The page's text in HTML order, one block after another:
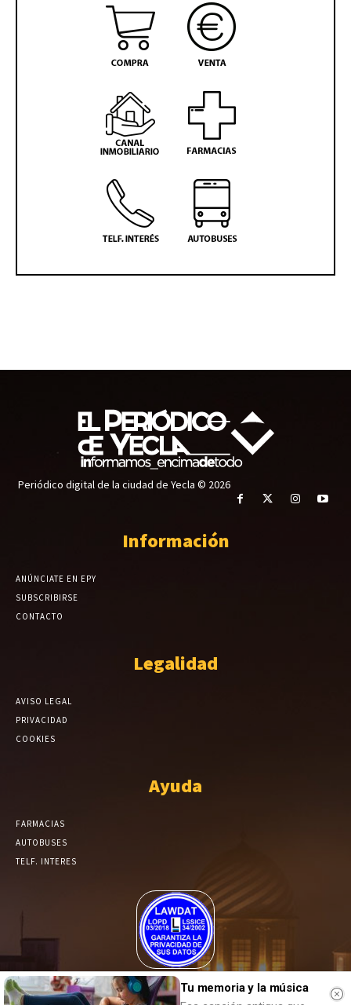
Periódico digital de la ciudad de Yecla © 2026
Información
ANÚNCIATE EN EPY
SUBSCRIBIRSE
CONTACTO
Legalidad
AVISO LEGAL
PRIVACIDAD
COOKIES
Ayuda
FARMACIAS
AUTOBUSES
TELF. INTERES
El Periódico de Yecla alcanza un grado más de compromiso en el
tratamiento de sus datos.Tu memoria y la música